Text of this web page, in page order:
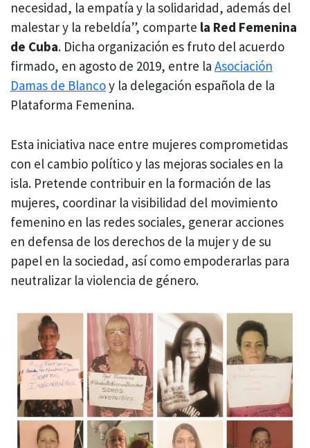
necesidad, la empatía y la solidaridad, además del
malestar y la rebeldía”, comparte la Red Femenina
de Cuba. Dicha organización es fruto del acuerdo
firmado, en agosto de 2019, entre la Asociación
Damas de Blancoy la delegación española de la
Plataforma Femenina.
Esta iniciativa nace entre mujeres comprometidas
con el cambio político y las mejoras sociales en la
isla. Pretende contribuir en la formación de las
mujeres, coordinar la visibilidad del movimiento
femenino en las redes sociales, generar acciones
en defensa de los derechos de la mujer y de su
papel en la sociedad, así como empoderarlas para
neutralizar la violencia de género.